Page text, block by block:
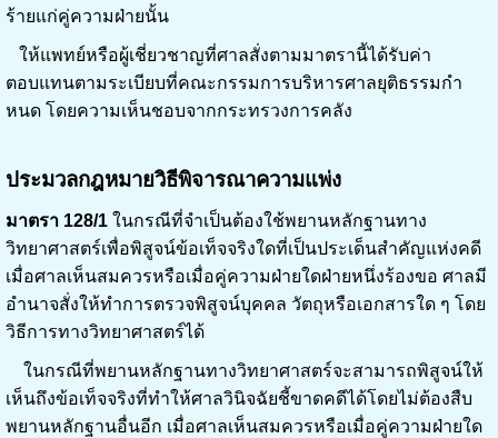
ร้ายแก่คู่ความฝ่ายนั้น
ให้แพทย์หรือผู้เชี่ยวชาญที่ศาลสั่งตามมาตรานี้ได้รับค่า
ตอบแทนตามระเบียบที่คณะกรรมการบริหารศาลยุติธรรมกํา
หนด โดยความเห็นชอบจากกระทรวงการคลัง
ประมวลกฎหมายวิธีพิจารณาความแพ่ง
มาตรา 128/1ในกรณีที่จำเป็นต้องใช้พยานหลักฐานทาง
วิทยาศาสตร์เพื่อพิสูจน์ข้อเท็จจริงใดที่เป็นประเด็นสำคัญแห่งคดี
เมื่อศาลเห็นสมควรหรือเมื่อคู่ความฝ่ายใดฝ่ายหนึ่งร้องขอ ศาลมี
อำนาจสั่งให้ทำการตรวจพิสูจน์บุคคล วัตถุหรือเอกสารใด ๆ โดย
วิธีการทางวิทยาศาสตร์ได้
ในกรณีที่พยานหลักฐานทางวิทยาศาสตร์จะสามารถพิสูจน์ให้
เห็นถึงข้อเท็จจริงที่ทำให้ศาลวินิจฉัยชี้ขาดคดีได้โดยไม่ต้องสืบ
พยานหลักฐานอื่นอีก เมื่อศาลเห็นสมควรหรือเมื่อคู่ความฝ่ายใด